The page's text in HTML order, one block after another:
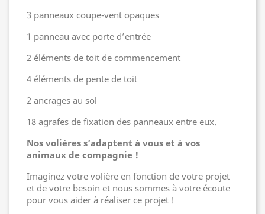
3 panneaux coupe-vent opaques
1 panneau avec porte d’entrée
2 éléments de toit de commencement
4 éléments de pente de toit
2 ancrages au sol
18 agrafes de fixation des panneaux entre eux.
Nos volières s’adaptent à vous et à vos
animaux de compagnie !
Imaginez votre volière en fonction de votre projet
et de votre besoin et nous sommes à votre écoute
pour vous aider à réaliser ce projet !